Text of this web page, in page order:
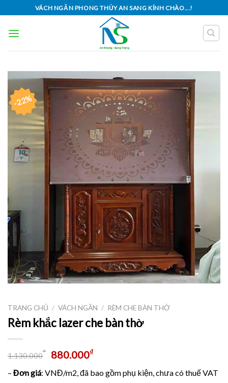
to
content
VÁCH NGĂN PHONG THỦY AN SANG KÍNH CHÀO...!
-22%
TRANG CHỦ / VÁCH NGĂN / RÈM CHE BÀN THỜ
Rèm khắc lazer che bàn thờ
1.130.000
₫ 880.000₫
– Đơn giá: VNĐ/m2, đã bao gồm phụ kiện, chưa có thuế VAT